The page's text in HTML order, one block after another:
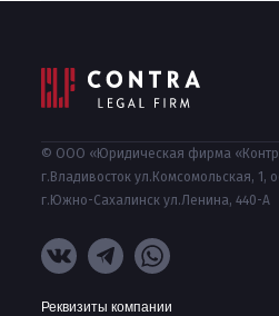
© ООО «Юридическая фирма
г.Владивосток ул.Комсомольская, 1,
г.Южно-Сахалинск ул.Ленина, 440-А
Реквизиты компании